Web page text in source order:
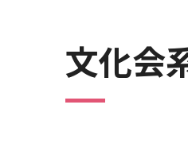
陸上競技部
文化会